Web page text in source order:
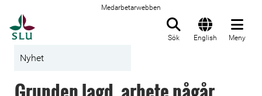
Medarbetarwebben
Sök English Meny
Nyhet